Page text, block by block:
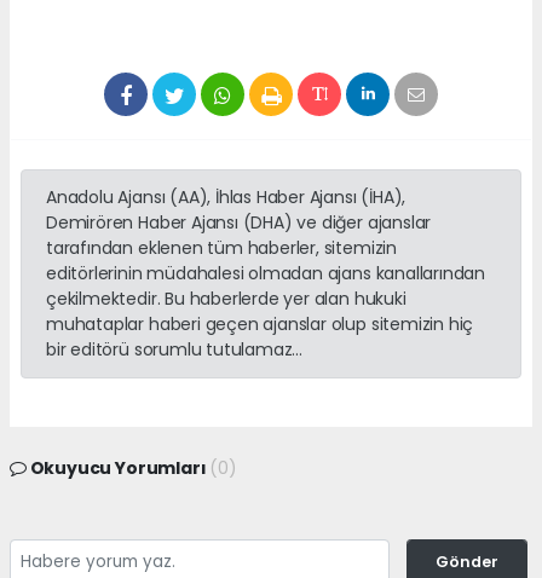
Anadolu Ajansı (AA), İhlas Haber Ajansı (İHA),
Demirören Haber Ajansı (DHA) ve diğer ajanslar
tarafından eklenen tüm haberler, sitemizin
editörlerinin müdahalesi olmadan ajans kanallarından
çekilmektedir. Bu haberlerde yer alan hukuki
muhataplar haberi geçen ajanslar olup sitemizin hiç
bir editörü sorumlu tutulamaz...
Okuyucu Yorumları (0)
Gönder